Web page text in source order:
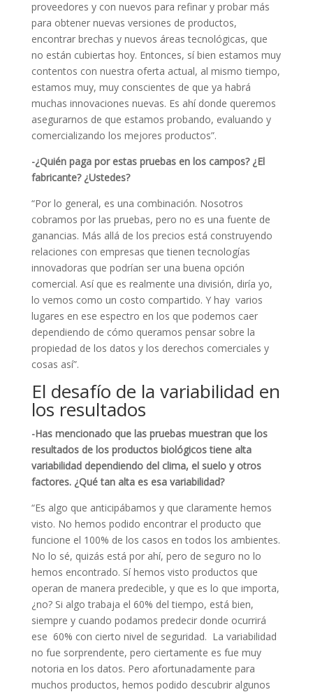
proveedores y con nuevos para refinar y probar más
para obtener nuevas versiones de productos,
encontrar brechas y nuevos áreas tecnológicas, que
no están cubiertas hoy. Entonces, sí bien estamos muy
contentos con nuestra oferta actual, al mismo tiempo,
estamos muy, muy conscientes de que ya habrá
muchas innovaciones nuevas. Es ahí donde queremos
asegurarnos de que estamos probando, evaluando y
comercializando los mejores productos”.
-¿Quién paga por estas pruebas en los campos? ¿El
fabricante? ¿Ustedes?
“Por lo general, es una combinación. Nosotros
cobramos por las pruebas, pero no es una fuente de
ganancias. Más allá de los precios está construyendo
relaciones con empresas que tienen tecnologías
innovadoras que podrían ser una buena opción
comercial. Así que es realmente una división, diría yo,
lo vemos como un costo compartido. Y hay varios
lugares en ese espectro en los que podemos caer
dependiendo de cómo queramos pensar sobre la
propiedad de los datos y los derechos comerciales y
cosas así”.
El desafío de la variabilidad en
los resultados
-Has mencionado que las pruebas muestran que los
resultados de los productos biológicos tiene alta
variabilidad dependiendo del clima, el suelo y otros
factores. ¿Qué tan alta es esa variabilidad?
“Es algo que anticipábamos y que claramente hemos
visto. No hemos podido encontrar el producto que
funcione el 100% de los casos en todos los ambientes.
No lo sé, quizás está por ahí, pero de seguro no lo
hemos encontrado. Sí hemos visto productos que
operan de manera predecible, y que es lo que importa,
¿no? Si algo trabaja el 60% del tiempo, está bien,
siempre y cuando podamos predecir donde ocurrirá
ese 60% con cierto nivel de seguridad. La variabilidad
no fue sorprendente, pero ciertamente es fue muy
notoria en los datos. Pero afortunadamente para
muchos productos, hemos podido descubrir algunos